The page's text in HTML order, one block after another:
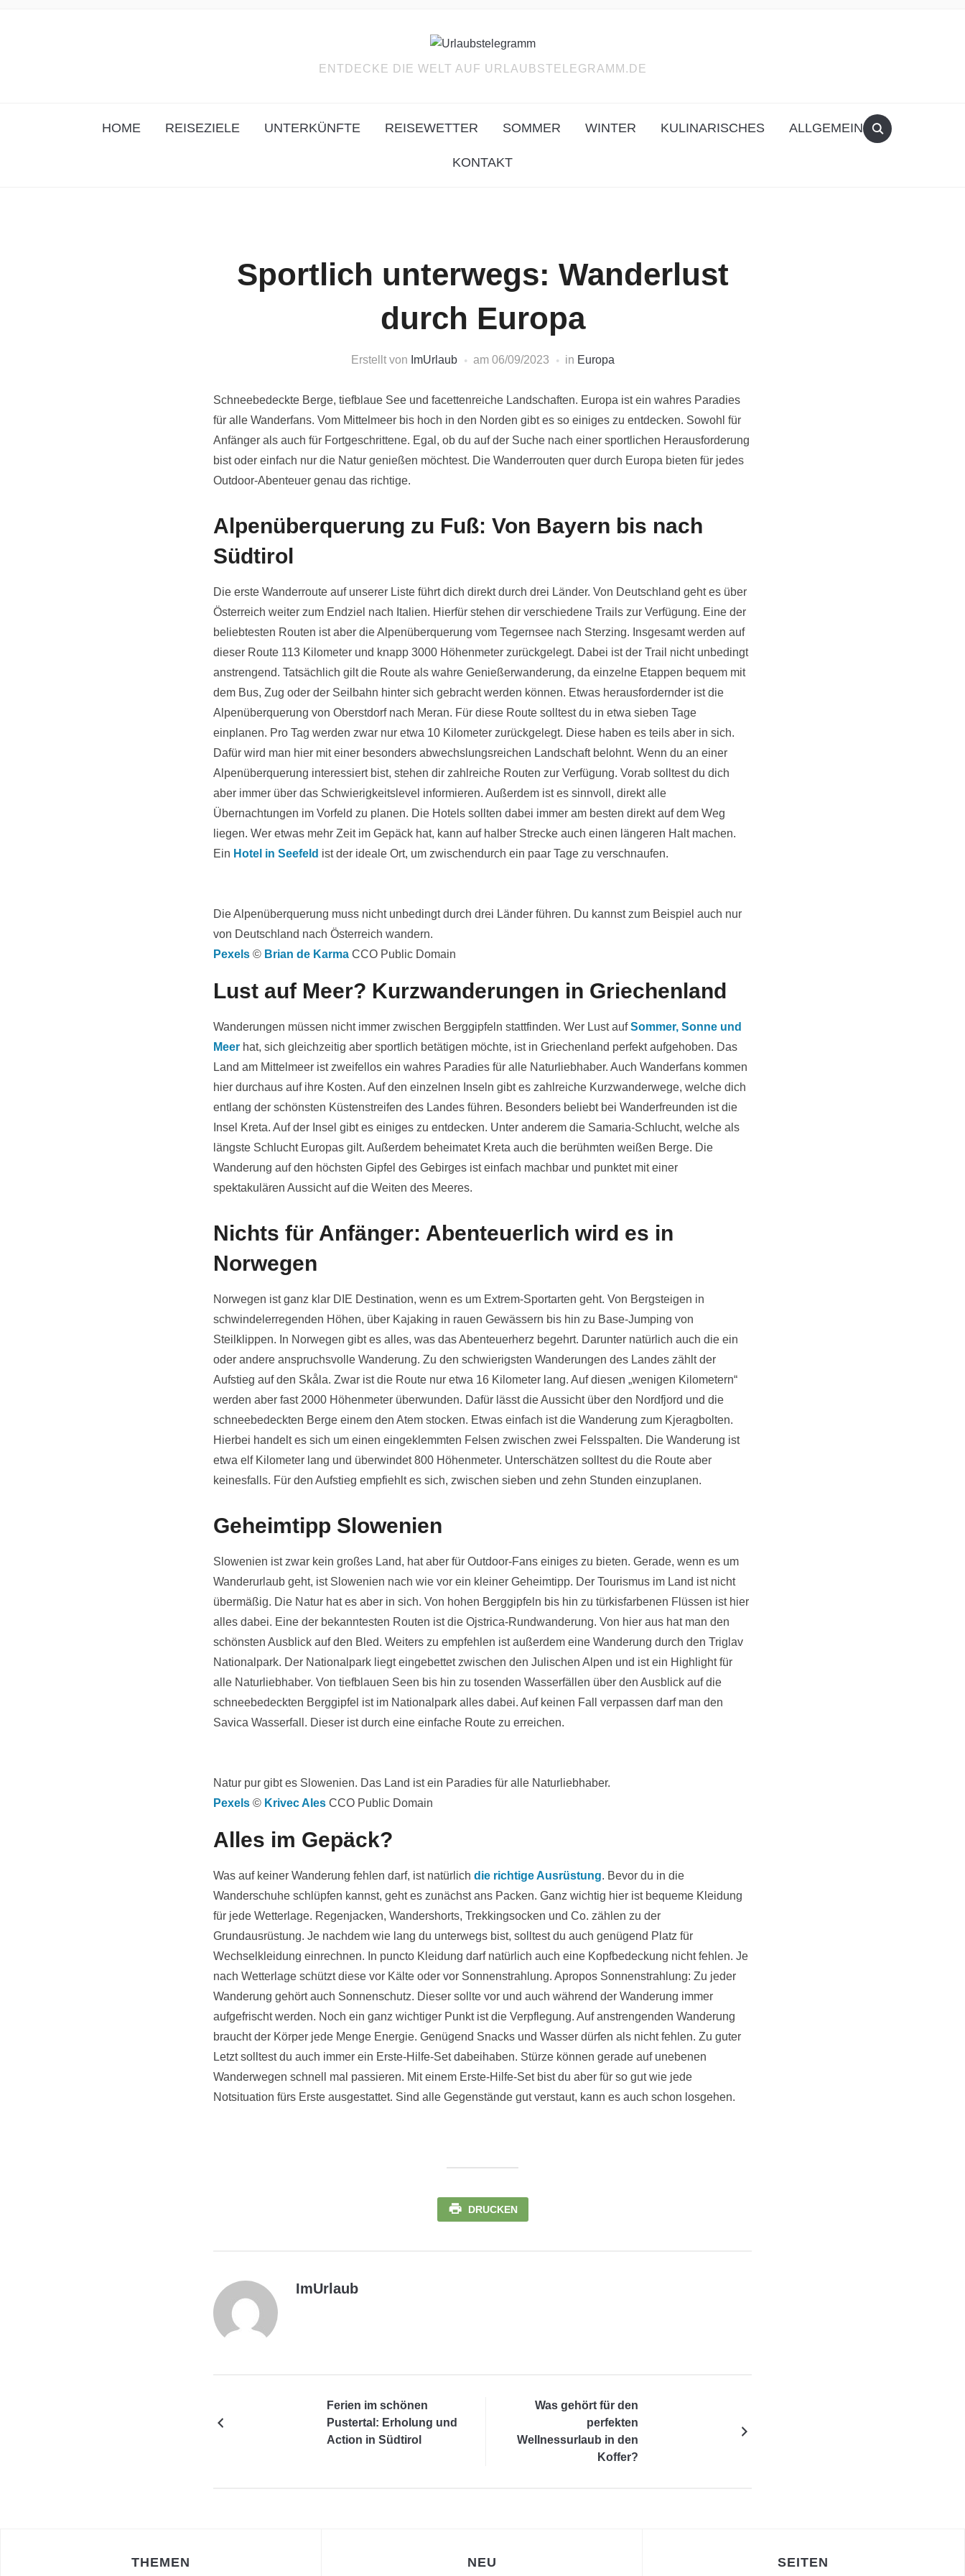
ENTDECKE DIE WELT AUF URLAUBSTELEGRAMM.DE
HOME REISEZIELE UNTERKÜNFTE REISEWETTER SOMMER WINTER KULINARISCHES ALLGEMEIN
KONTAKT
Sportlich unterwegs: Wanderlust
durch Europa
Erstellt von ImUrlaub am 06/09/2023 in Europa
Schneebedeckte Berge, tiefblaue See und facettenreiche Landschaften. Europa ist ein wahres Paradies
für alle Wanderfans. Vom Mittelmeer bis hoch in den Norden gibt es so einiges zu entdecken. Sowohl für
Anfänger als auch für Fortgeschrittene. Egal, ob du auf der Suche nach einer sportlichen Herausforderung
bist oder einfach nur die Natur genießen möchtest. Die Wanderrouten quer durch Europa bieten für jedes
Outdoor-Abenteuer genau das richtige.
Alpenüberquerung zu Fuß: Von Bayern bis nach
Südtirol
Die erste Wanderroute auf unserer Liste führt dich direkt durch drei Länder. Von Deutschland geht es über
Österreich weiter zum Endziel nach Italien. Hierfür stehen dir verschiedene Trails zur Verfügung. Eine der
beliebtesten Routen ist aber die Alpenüberquerung vom Tegernsee nach Sterzing. Insgesamt werden auf
dieser Route 113 Kilometer und knapp 3000 Höhenmeter zurückgelegt. Dabei ist der Trail nicht unbedingt
anstrengend. Tatsächlich gilt die Route als wahre Genießerwanderung, da einzelne Etappen bequem mit
dem Bus, Zug oder der Seilbahn hinter sich gebracht werden können. Etwas herausfordernder ist die
Alpenüberquerung von Oberstdorf nach Meran. Für diese Route solltest du in etwa sieben Tage
einplanen. Pro Tag werden zwar nur etwa 10 Kilometer zurückgelegt. Diese haben es teils aber in sich.
Dafür wird man hier mit einer besonders abwechslungsreichen Landschaft belohnt. Wenn du an einer
Alpenüberquerung interessiert bist, stehen dir zahlreiche Routen zur Verfügung. Vorab solltest du dich
aber immer über das Schwierigkeitslevel informieren. Außerdem ist es sinnvoll, direkt alle
Übernachtungen im Vorfeld zu planen. Die Hotels sollten dabei immer am besten direkt auf dem Weg
liegen. Wer etwas mehr Zeit im Gepäck hat, kann auf halber Strecke auch einen längeren Halt machen.
Ein Hotel in Seefeld ist der ideale Ort, um zwischendurch ein paar Tage zu verschnaufen.
Die Alpenüberquerung muss nicht unbedingt durch drei Länder führen. Du kannst zum Beispiel auch nur
von Deutschland nach Österreich wandern.
Pexels © Brian de Karma CCO Public Domain
Lust auf Meer? Kurzwanderungen in Griechenland
Wanderungen müssen nicht immer zwischen Berggipfeln stattfinden. Wer Lust aufSommer, Sonne und
Meer hat, sich gleichzeitig aber sportlich betätigen möchte, ist in Griechenland perfekt aufgehoben. Das
Land am Mittelmeer ist zweifellos ein wahres Paradies für alle Naturliebhaber. Auch Wanderfans kommen
hier durchaus auf ihre Kosten. Auf den einzelnen Inseln gibt es zahlreiche Kurzwanderwege, welche dich
entlang der schönsten Küstenstreifen des Landes führen. Besonders beliebt bei Wanderfreunden ist die
Insel Kreta. Auf der Insel gibt es einiges zu entdecken. Unter anderem die Samaria-Schlucht, welche als
längste Schlucht Europas gilt. Außerdem beheimatet Kreta auch die berühmten weißen Berge. Die
Wanderung auf den höchsten Gipfel des Gebirges ist einfach machbar und punktet mit einer
spektakulären Aussicht auf die Weiten des Meeres.
Nichts für Anfänger: Abenteuerlich wird es in
Norwegen
Norwegen ist ganz klar DIE Destination, wenn es um Extrem-Sportarten geht. Von Bergsteigen in
schwindelerregenden Höhen, über Kajaking in rauen Gewässern bis hin zu Base-Jumping von
Steilklippen. In Norwegen gibt es alles, was das Abenteuerherz begehrt. Darunter natürlich auch die ein
oder andere anspruchsvolle Wanderung. Zu den schwierigsten Wanderungen des Landes zählt der
Aufstieg auf den Skåla. Zwar ist die Route nur etwa 16 Kilometer lang. Auf diesen „wenigen Kilometern“
werden aber fast 2000 Höhenmeter überwunden. Dafür lässt die Aussicht über den Nordfjord und die
schneebedeckten Berge einem den Atem stocken. Etwas einfach ist die Wanderung zum Kjeragbolten.
Hierbei handelt es sich um einen eingeklemmten Felsen zwischen zwei Felsspalten. Die Wanderung ist
etwa elf Kilometer lang und überwindet 800 Höhenmeter. Unterschätzen solltest du die Route aber
keinesfalls. Für den Aufstieg empfiehlt es sich, zwischen sieben und zehn Stunden einzuplanen.
Geheimtipp Slowenien
Slowenien ist zwar kein großes Land, hat aber für Outdoor-Fans einiges zu bieten. Gerade, wenn es um
Wanderurlaub geht, ist Slowenien nach wie vor ein kleiner Geheimtipp. Der Tourismus im Land ist nicht
übermäßig. Die Natur hat es aber in sich. Von hohen Berggipfeln bis hin zu türkisfarbenen Flüssen ist hier
alles dabei. Eine der bekanntesten Routen ist die Ojstrica-Rundwanderung. Von hier aus hat man den
schönsten Ausblick auf den Bled. Weiters zu empfehlen ist außerdem eine Wanderung durch den Triglav
Nationalpark. Der Nationalpark liegt eingebettet zwischen den Julischen Alpen und ist ein Highlight für
alle Naturliebhaber. Von tiefblauen Seen bis hin zu tosenden Wasserfällen über den Ausblick auf die
schneebedeckten Berggipfel ist im Nationalpark alles dabei. Auf keinen Fall verpassen darf man den
Savica Wasserfall. Dieser ist durch eine einfache Route zu erreichen.
Natur pur gibt es Slowenien. Das Land ist ein Paradies für alle Naturliebhaber.
Pexels © Krivec Ales CCO Public Domain
Alles im Gepäck?
Was auf keiner Wanderung fehlen darf, ist natürlich die richtige Ausrüstung. Bevor du in die
Wanderschuhe schlüpfen kannst, geht es zunächst ans Packen. Ganz wichtig hier ist bequeme Kleidung
für jede Wetterlage. Regenjacken, Wandershorts, Trekkingsocken und Co. zählen zu der
Grundausrüstung. Je nachdem wie lang du unterwegs bist, solltest du auch genügend Platz für
Wechselkleidung einrechnen. In puncto Kleidung darf natürlich auch eine Kopfbedeckung nicht fehlen. Je
nach Wetterlage schützt diese vor Kälte oder vor Sonnenstrahlung. Apropos Sonnenstrahlung: Zu jeder
Wanderung gehört auch Sonnenschutz. Dieser sollte vor und auch während der Wanderung immer
aufgefrischt werden. Noch ein ganz wichtiger Punkt ist die Verpflegung. Auf anstrengenden Wanderung
braucht der Körper jede Menge Energie. Genügend Snacks und Wasser dürfen als nicht fehlen. Zu guter
Letzt solltest du auch immer ein Erste-Hilfe-Set dabeihaben. Stürze können gerade auf unebenen
Wanderwegen schnell mal passieren. Mit einem Erste-Hilfe-Set bist du aber für so gut wie jede
Notsituation fürs Erste ausgestattet. Sind alle Gegenstände gut verstaut, kann es auch schon losgehen.
DRUCKEN
ImUrlaub
Ferien im schönen
Pustertal: Erholung und
Action in Südtirol
Was gehört für den
perfekten
Wellnessurlaub in den
Koffer?
THEMEN NEU SEITEN